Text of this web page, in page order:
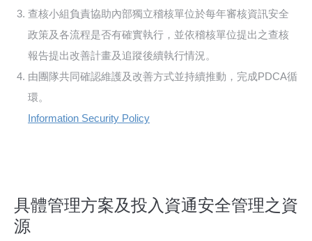
查核小組負責協助內部獨立稽核單位於每年審核資訊安全
政策及各流程是否有確實執行，並依稽核單位提出之查核
報告提出改善計畫及追蹤後續執行情況。
由團隊共同確認維護及改善方式並持續推動，完成PDCA循
環。
Information Security Policy
具體管理方案及投入資通安全管理之資
源